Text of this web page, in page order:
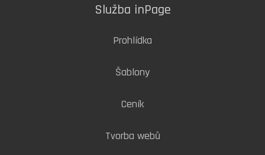
Služba inPage
Prohlídka
Šablony
Ceník
Tvorba webů